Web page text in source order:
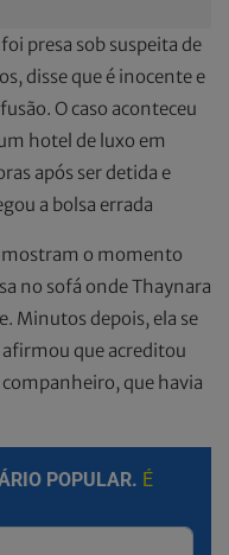
presa sob suspeita de
disse que é inocente e
O caso aconteceu
hotel de luxo em
após ser detida e
a bolsa errada
mostram o momento
no sofá onde Thaynara
Minutos depois, ela se
afirmou que acreditou
que havia
POPULAR. É